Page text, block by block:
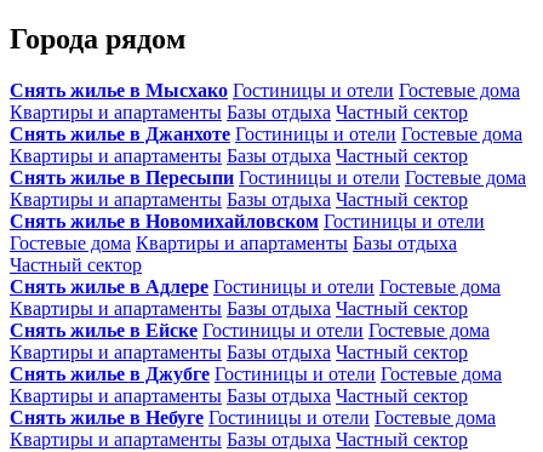
Города рядом
Снять жилье в Мысхако Гостиницы и отели Гостевые дома
Квартиры и апартаменты Базы отдыха Частный сектор
Снять жилье в Джанхоте Гостиницы и отели Гостевые дома
Квартиры и апартаменты Базы отдыха Частный сектор
Снять жилье в Пересыпи Гостиницы и отели Гостевые дома
Квартиры и апартаменты Базы отдыха Частный сектор
Снять жилье в Новомихайловском Гостиницы и отели
Гостевые дома Квартиры и апартаменты Базы отдыха
Частный сектор
Снять жилье в Адлере Гостиницы и отели Гостевые дома
Квартиры и апартаменты Базы отдыха Частный сектор
Снять жилье в Ейске Гостиницы и отели Гостевые дома
Квартиры и апартаменты Базы отдыха Частный сектор
Снять жилье в Джубге Гостиницы и отели Гостевые дома
Квартиры и апартаменты Базы отдыха Частный сектор
Снять жилье в Небуге Гостиницы и отели Гостевые дома
Квартиры и апартаменты Базы отдыха Частный сектор